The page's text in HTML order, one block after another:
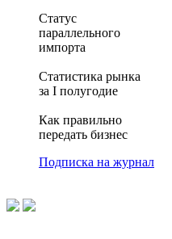
Статус
параллельного
импорта
Статистика рынка
за I полугодие
Как правильно
передать бизнес
Подписка на журнал